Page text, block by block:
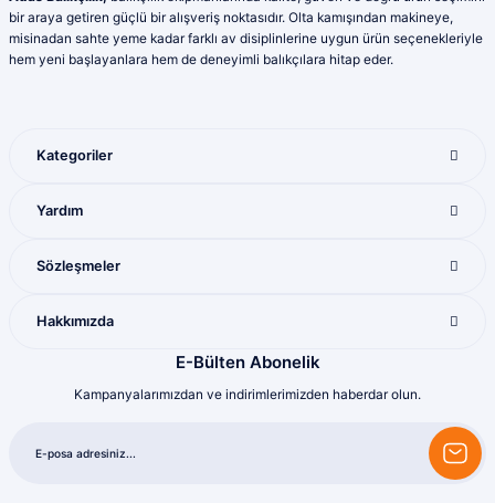
Ürün fiyatı diğer sitelerden daha pahalı.
Bu ürüne benzer farklı alternatifler olmalı.
Yunis Dura | 31/07/2026
bir araya getiren güçlü bir alışveriş noktasıdır. Olta kamışından makineye,
misinadan sahte yeme kadar farklı av disiplinlerine uygun ürün seçenekleriyle
hem yeni başlayanlara hem de deneyimli balıkçılara hitap eder.
Kategoriler
Yardım
Sözleşmeler
Hakkımızda
E-Bülten Abonelik
Kampanyalarımızdan ve indirimlerimizden haberdar olun.